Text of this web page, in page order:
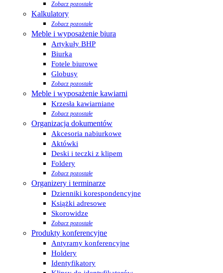
Zobacz pozostałe
Kalkulatory
Zobacz pozostałe
Meble i wyposażenie biura
Artykuły BHP
Biurka
Fotele biurowe
Globusy
Zobacz pozostałe
Meble i wyposażenie kawiarni
Krzesła kawiarniane
Zobacz pozostałe
Organizacja dokumentów
Akcesoria nabiurkowe
Aktówki
Deski i teczki z klipem
Foldery
Zobacz pozostałe
Organizery i terminarze
Dzienniki korespondencyjne
Książki adresowe
Skorowidze
Zobacz pozostałe
Produkty konferencyjne
Antyramy konferencyjne
Holdery
Identyfikatory